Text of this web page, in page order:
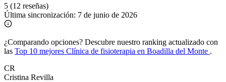
5 (12 reseñas)
Última sincronización: 7 de junio de 2026
¿Comparando opciones? Descubre nuestro ranking actualizado con
las Top 10 mejores Clínica de fisioterapia en Boadilla del Monte .
CR
Cristina Revilla